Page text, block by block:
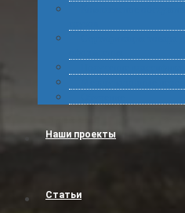
Наши проекты
Статьи